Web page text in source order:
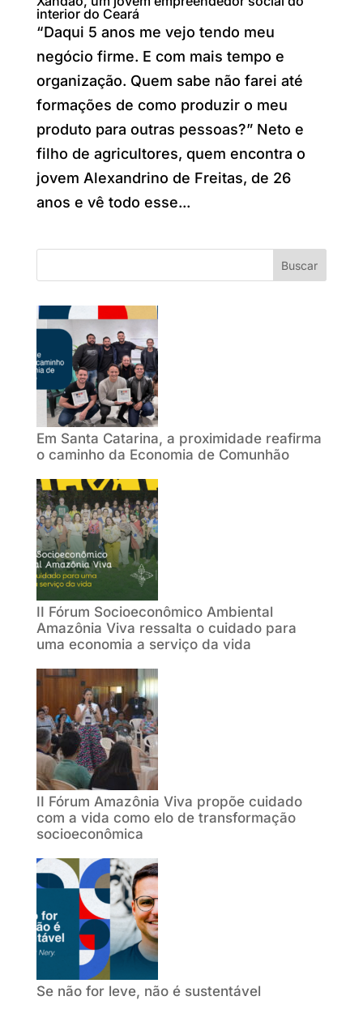
interior do Ceará
“Daqui 5 anos me vejo tendo meu
negócio firme. E com mais tempo e
organização. Quem sabe não farei até
formações de como produzir o meu
produto para outras pessoas?” Neto e
filho de agricultores, quem encontra o
jovem Alexandrino de Freitas, de 26
anos e vê todo esse...
Buscar
Em Santa Catarina, a proximidade reafirma
o caminho da Economia de Comunhão
II Fórum Socioeconômico Ambiental
Amazônia Viva ressalta o cuidado para
uma economia a serviço da vida
II Fórum Amazônia Viva propõe cuidado
com a vida como elo de transformação
socioeconômica
Se não for leve, não é sustentável